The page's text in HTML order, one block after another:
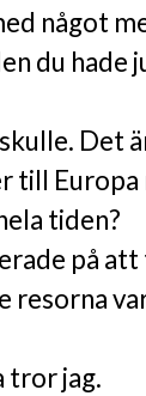
något
du hade
Det
till
tiden?
på
resorna
tror jag.